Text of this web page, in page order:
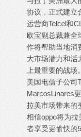
协议，正式建立
运营商Telcel和
欧宝副总裁兼全
作将帮助当地消
大市场潜力和活
上最重要的战场。
美国电信子公司
MarcosLinares
拉美市场带来的
相信oppo将为
者享受更愉快的